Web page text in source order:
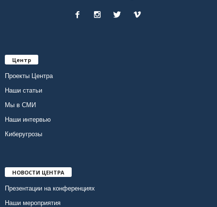
Центр
Проекты Центра
Наши статьи
Мы в СМИ
Наши интервью
Киберугрозы
НОВОСТИ ЦЕНТРА
Презентации на конференциях
Наши мероприятия